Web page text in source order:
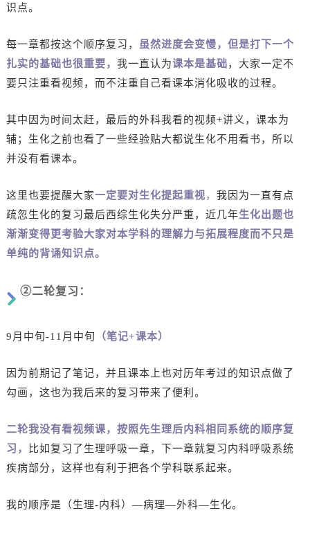
识点。
每一章都按这个顺序复习，
虽然进度会变慢，但是打下一个
扎实的基础也很重要， 我一直认为课本是基础，大家一定不
要只注重看视频，而不注重自己看课本消化吸收的过程。
其中因为时间太赶，最后的外科我看的视频+讲义，课本为
辅；生化之前也看了一些经验贴大都说生化不用看书，所以
并没有看课本。
这里也要提醒大家一定要对生化提起重视， 我因为一直有点
疏忽生化的复习最后西综生化失分严重，近几年生化出题也
渐渐变得更考验大家对本学科的理解力与拓展程度而不只是
单纯的背诵知识点。
②二轮复习：
9月中旬-11月中旬 （笔记+课本）
因为前期记了笔记，并且课本上也对历年考过的知识点做了
勾画，这也为我后来的复习带来了便利。
二轮我没有看视频课，按照先生理后内科相同系统的顺序复
习，
比如复习了生理呼吸一章，下一章就复习内科呼吸系统
疾病部分，这样也有利于把各个学科联系起来。
我的顺序是（生理-内科）—病理—外科—生化。